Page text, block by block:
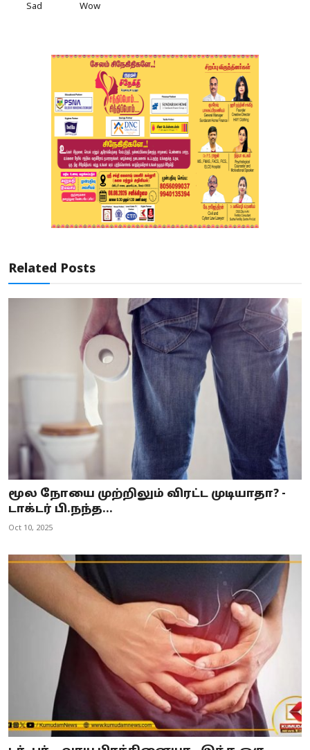
Sad Wow
Related Posts
மூல நோயை முற்றிலும் விரட்ட முடியாதா? -
டாக்டர் பி.நந்த...
Oct 10, 2025